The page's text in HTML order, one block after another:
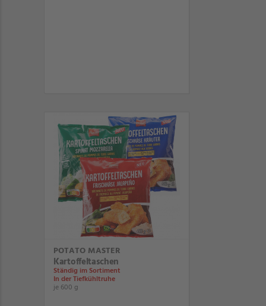
POTATO MASTER
Kartoffeltaschen
Ständig im Sortiment
In der Tiefkühltruhe
je 600 g